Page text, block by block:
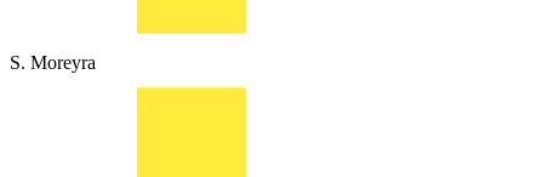
S. Moreyra